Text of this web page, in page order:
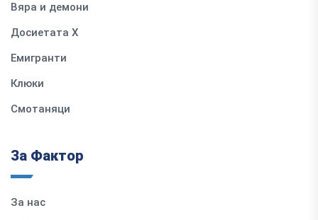
Вяра и демони
Досиетата Х
Емигранти
Клюки
Смотаняци
За Фактор
За нас